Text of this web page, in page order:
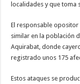
localidades y que
El responsable
similar en la población
Aquirabat, donde
registrado unos 175
Estos ataques se